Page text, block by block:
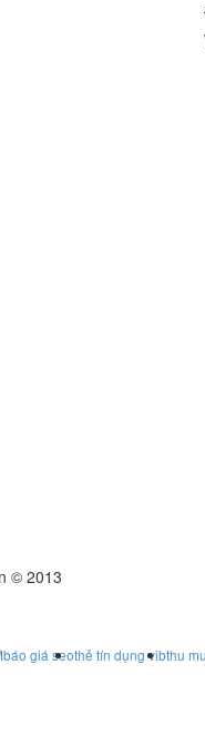
© 2013
báo giá seothẻ tín dụng vibthu